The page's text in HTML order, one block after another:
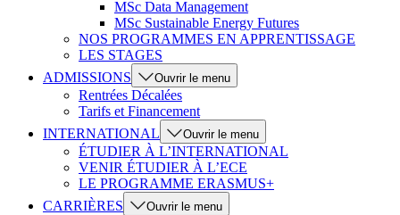
MSc Data Management
MSc Sustainable Energy Futures
NOS PROGRAMMES EN APPRENTISSAGE
LES STAGES
ADMISSIONS
Ouvrir le menu
Rentrées Décalées
Tarifs et Financement
INTERNATIONAL
Ouvrir le menu
ÉTUDIER À L’INTERNATIONAL
VENIR ÉTUDIER À L’ECE
LE PROGRAMME ERASMUS+
CARRIÈRES
Ouvrir le menu